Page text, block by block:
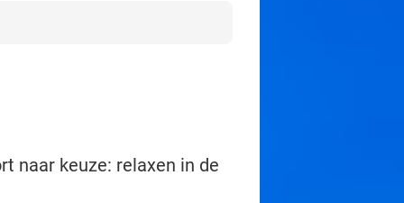
naar keuze: relaxen in de